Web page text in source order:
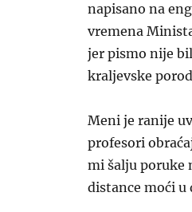
napisano na
vremena
jer pismo nije
kraljevske
Meni je ranije
profesori
mi šalju poruke
distance moći u